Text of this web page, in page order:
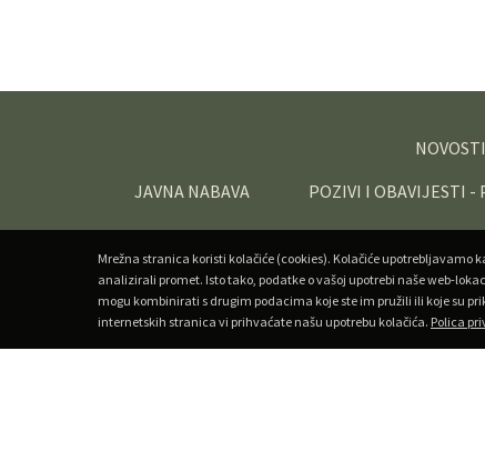
NOVOSTI
JAVNA NABAVA
POZIVI I OBAVIJESTI -
Mrežna stranica koristi kolačiće (cookies). Kolačiće
analizirali promet. Isto tako, podatke o vašoj upotrebi naše web-
mogu kombinirati s drugim podacima koje ste im pružili ili koje su
internetskih stranica vi prihvaćate našu upotrebu kolačića. Polica